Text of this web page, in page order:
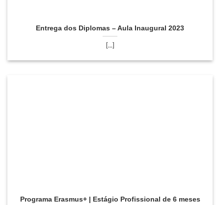
Entrega dos Diplomas – Aula Inaugural 2023
[...]
Programa Erasmus+ | Estágio Profissional de 6 meses